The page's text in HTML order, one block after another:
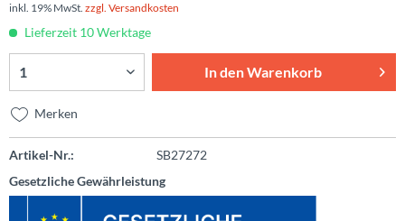
inkl. 19% MwSt. zzgl. Versandkosten
Lieferzeit 10 Werktage
In denWarenkorb
Merken
Artikel-Nr.:
SB27272
Gesetzliche Gewährleistung